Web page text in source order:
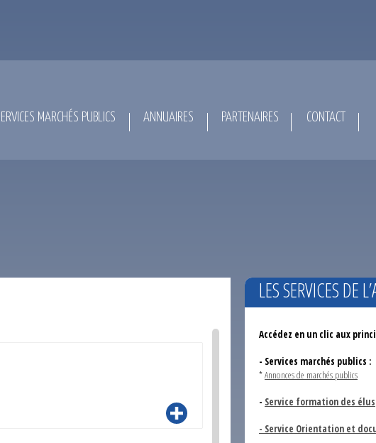
MARCHÉS PUBLICS ANNUAIRES PARTENAIRES CONTACT
LES SERVICES DE
Accédez en un clic aux
- Services marchés publics :
*Annonces de marchés publics
- Service formation des élus
- Service Orientation et